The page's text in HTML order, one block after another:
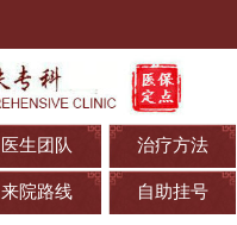
医生团队 治疗方法
来院路线 自助挂号